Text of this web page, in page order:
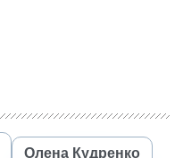
Олена Кудренко